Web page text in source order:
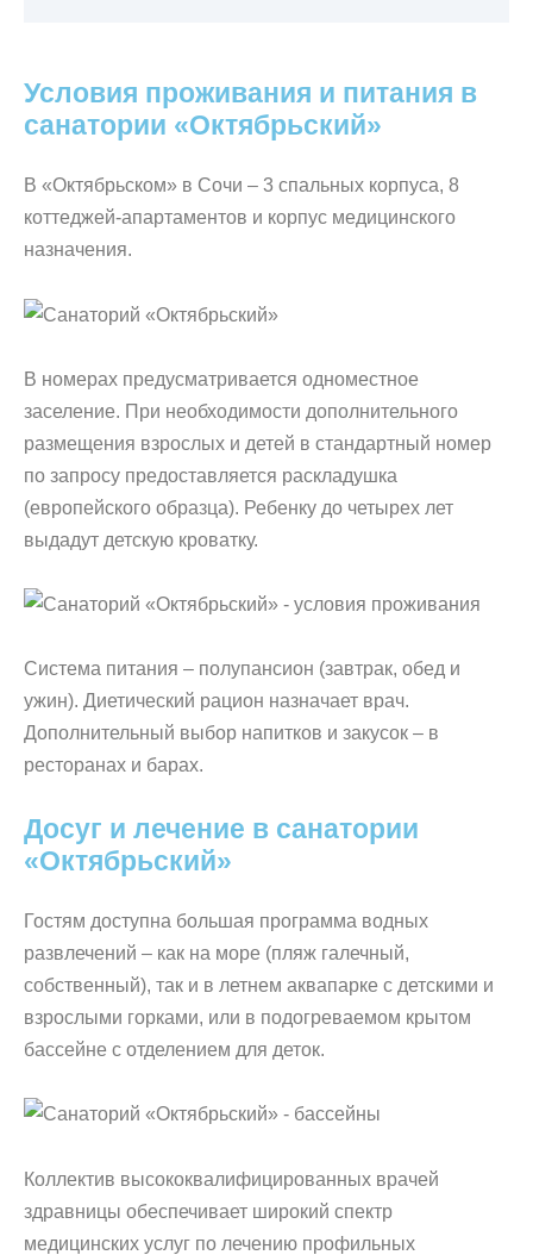
Условия проживания и питания в
санатории «Октябрьский»
В «Октябрьском» в Сочи – 3 спальных корпуса, 8
коттеджей-апартаментов и корпус медицинского
назначения.
В номерах предусматривается одноместное
заселение. При необходимости дополнительного
размещения взрослых и детей в стандартный номер
по запросу предоставляется раскладушка
(европейского образца). Ребенку до четырех лет
выдадут детскую кроватку.
Система питания – полупансион (завтрак, обед и
ужин). Диетический рацион назначает врач.
Дополнительный выбор напитков и закусок – в
ресторанах и барах.
Досуг и лечение в санатории
«Октябрьский»
Гостям доступна большая программа водных
развлечений – как на море (пляж галечный,
собственный), так и в летнем аквапарке с детскими и
взрослыми горками, или в подогреваемом крытом
бассейне с отделением для деток.
Коллектив высококвалифицированных врачей
здравницы обеспечивает широкий спектр
медицинских услуг по лечению профильных